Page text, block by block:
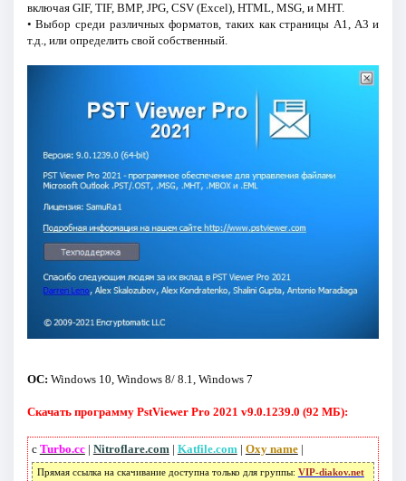
включая GIF, TIF, BMP, JPG, CSV (Excel), HTML, MSG, и MHT.
• Выбор среди различных форматов, таких как страницы A1, A3 и
т.д., или определить свой собственный.
ОС: Windows 10, Windows 8/ 8.1, Windows 7
Скачать программу PstViewer Pro 2021 v9.0.1239.0 (92 МБ):
с Turbo.cc| Nitroflare.com| Katfile.com| Oxy name|
Прямая ссылка на скачивание доступна только для группы: VIP-diakov.net